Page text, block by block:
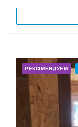
РЕКОМЕНДУЕМ